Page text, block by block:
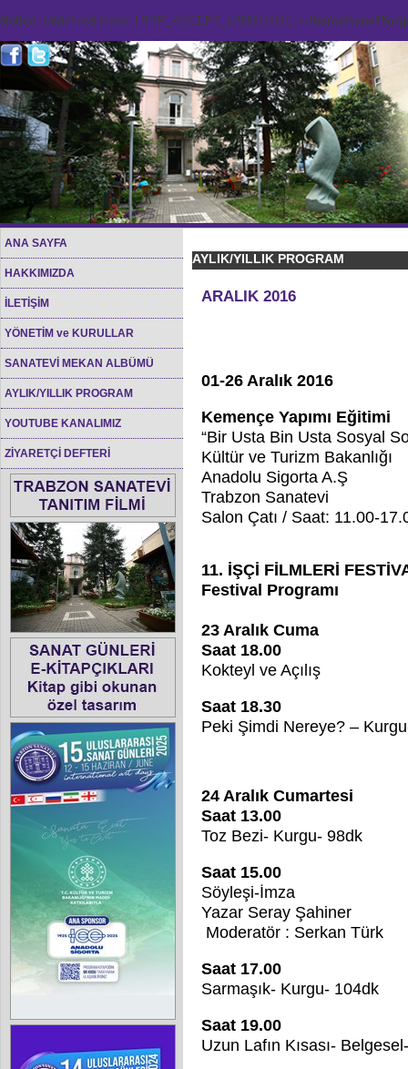
Notice: Undefined index: HTTP_ACCEPT_LANGUAGE in /home/
ANA SAYFA
HAKKIMIZDA
İLETİŞİM
YÖNETİM ve KURULLAR
SANATEVİ MEKAN ALBÜMÜ
AYLIK/YILLIK PROGRAM
YOUTUBE KANALIMIZ
ZİYARETÇİ DEFTERİ
AYLIK/YILLIK PROGRAM
ARALIK 2016
01-26 Aralık 2016
Kemençe Yapımı Eğitimi
“Bir Usta Bin Usta Sosyal
Kültür ve Turizm Bakanlığı
Anadolu Sigorta A.Ş
Trabzon Sanatevi
Salon Çatı / Saat: 11.00-
11. İŞÇİ FİLMLERİ
Festival Programı
23 Aralık Cuma
Saat 18.00
Kokteyl ve Açılış
Saat 18.30
Peki Şimdi Nereye? –
24 Aralık Cumartesi
Saat 13.00
Toz Bezi- Kurgu- 98dk
Saat 15.00
Söyleşi-İmza
Yazar Seray Şahiner
Moderatör : Serkan Türk
Saat 17.00
Sarmaşık- Kurgu- 104dk
Saat 19.00
Uzun Lafın Kısası-